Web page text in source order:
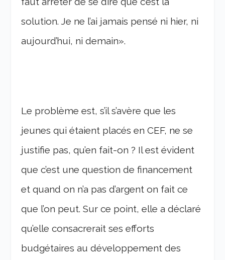
solution. Je ne l’ai jamais pensé ni hier, ni
aujourd’hui, ni demain».
Le problème est, s’il s’avère que les
jeunes qui étaient placés en CEF, ne se
justifie pas, qu’en fait-on ? Il est évident
que c’est une question de financement
et quand on n’a pas d’argent on fait ce
que l’on peut. Sur ce point, elle a déclaré
qu’elle consacrerait ses efforts
budgétaires au développement des